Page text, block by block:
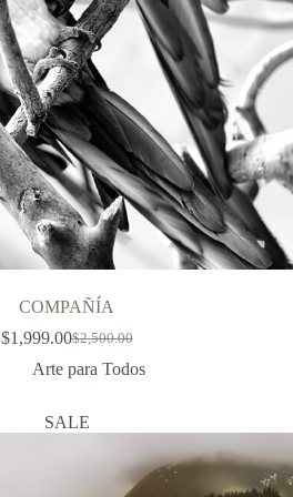
COMPAÑÍA
$2,500.00
Original
price
$1,999.00Current
price
Arte para Todos
SALE